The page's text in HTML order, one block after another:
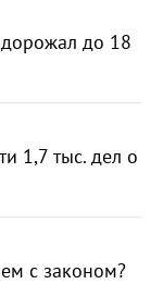
до 18
1,7 тыс. дел о
с законом?